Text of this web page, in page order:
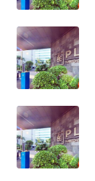
LAMPUNG
WN
JATENG
NUSANTARA
WN
JOGJA